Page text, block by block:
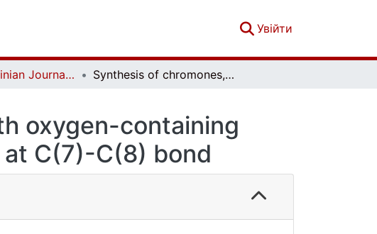
Увійти
French-Ukrainian Journal of Chemistry. Vol. 7 No. 1 Synthesis of chromones, annulated with oxygen-containing heterocycles with two hetero atoms at C(7)-C(8) bond
oxygen-containing
C(7)-C(8) bond